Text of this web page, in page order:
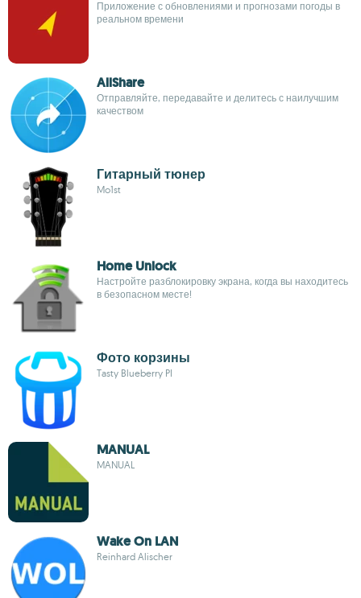
Приложение с обновлениями и прогнозами погоды в
реальном времени
AllShare
Отправляйте, передавайте и делитесь с наилучшим
качеством
Гитарный тюнер
Mo1st
Home Unlock
Настройте разблокировку экрана, когда вы находитесь
в безопасном месте!
Фото корзины
Tasty Blueberry PI
MANUAL
MANUAL
Wake On LAN
Reinhard Alischer